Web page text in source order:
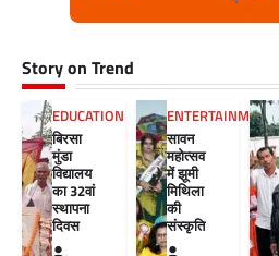
Story on Trend
EDUCATION
बिरसा
मुंडा
विद्यालय
का 32वां
स्थापना
दिवस
ENTERTAINMENT
सावन
महोत्सव
में झूमी
मिथिला
की
संस्कृति